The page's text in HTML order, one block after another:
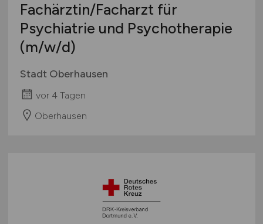
Fachärztin/Facharzt für
Psychiatrie und Psychotherapie
(m/w/d)
Stadt Oberhausen
vor 4 Tagen
Oberhausen